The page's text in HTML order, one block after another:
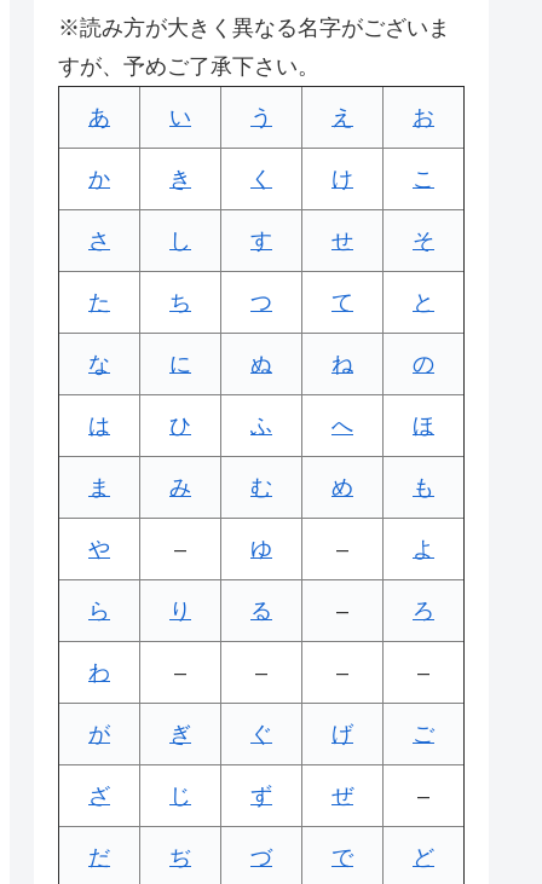
※読み方が大きく異なる名字がございま
すが、予めご了承下さい。
あ い う え お
か き く け こ
さ し す せ そ
た ち つ て と
な に ぬ ね の
は ひ ふ へ ほ
ま み む め も
や – ゆ – よ
ら り る – ろ
わ – – – –
が ぎ ぐ げ ご
ざ じ ず ぜ –
だ ぢ づ で ど